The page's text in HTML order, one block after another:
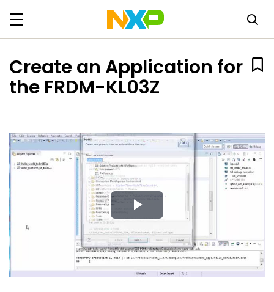
Create an Application for
the FRDM-KL03Z
Play
Video